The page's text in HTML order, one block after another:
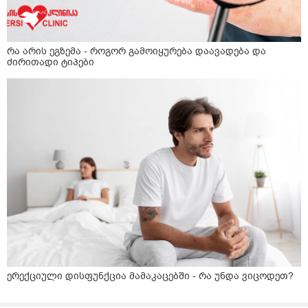
რა არის ეგზემა - როგორ გამოიყურება დაავადება და
ძირითადი ტიპები
ერექციული დისფუნქცია მამაკაცებში - რა უნდა ვიცოდეთ?